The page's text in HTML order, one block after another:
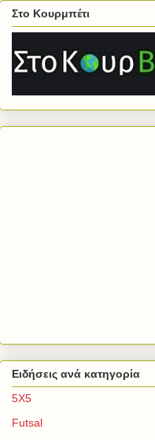
Στο Κουρμπέτι
Ειδήσεις ανά κατηγορία
5Χ5
Futsal